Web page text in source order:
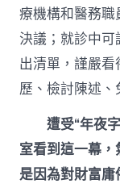
療機構和醫務
決議；就診中
出清單，謹嚴
歷、檢討陳述、
遭受“年夜
室看到這一幕
是因為對財富庸